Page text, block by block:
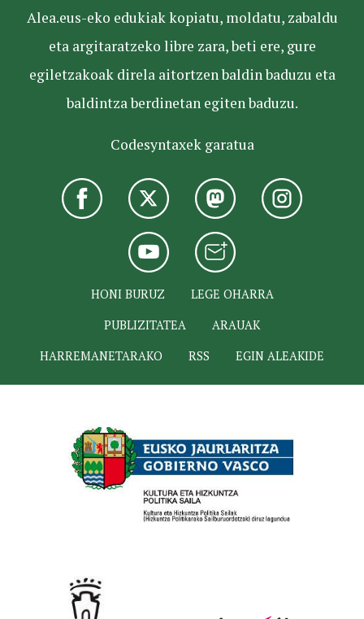
Alea.eus-eko edukiak kopiatu, moldatu, zabaldu
eta argitaratzeko libre zara, beti ere, gure
egiletzakoak direla aitortzen baldin baduzu eta
baldintza berdinetan egiten baduzu.
Codesyntaxek garatua
HONI BURUZ
LEGE OHARRA
PUBLIZITATEA
ARAUAK
HARREMANETARAKO
RSS EGIN ALEAKIDE